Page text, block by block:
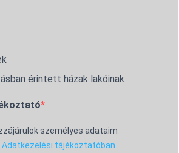
érintett házak lakóinak
személyes adataim
Adatkezelési tájékoztatóban